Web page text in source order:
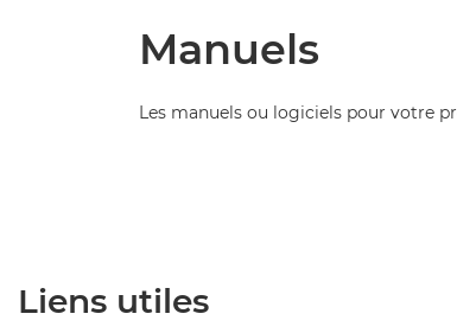
Manuels
Les manuels ou logiciels pour votre
Liens utiles